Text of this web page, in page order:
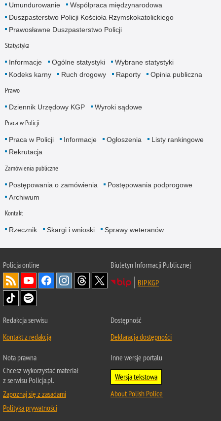
Umundurowanie
Współpraca międzynarodowa
Duszpasterstwo Policji Kościoła Rzymskokatolickiego
Prawosławne Duszpasterstwo Policji
Statystyka
Informacje Ogólne statystyki
Wybrane statystyki
Kodeks karny
Ruch drogowy Raporty Opinia publiczna
Prawo
Dziennik Urzędowy KGP Wyroki sądowe
Praca w Policji
Praca w Policji Informacje Ogłoszenia
Listy rankingowe
Rekrutacja
Zamówienia publiczne
Postępowania o zamówienia
Postępowania podprogowe
Archiwum
Kontakt
Rzecznik Skargi i wnioski Sprawy weteranów
Policjaonline
Biuletyn Informacji Publicznej
BIP KGP
Redakcja serwisu
Kontakt z redakcją
Dostępność
Deklaracja dostępności
Nota prawna
Chcesz wykorzystać materiał
z serwisu Policja.pl.
Zapoznaj się z zasadami
Polityka prywatności
Inne wersje portalu
Wersja tekstowa
About Polish Police